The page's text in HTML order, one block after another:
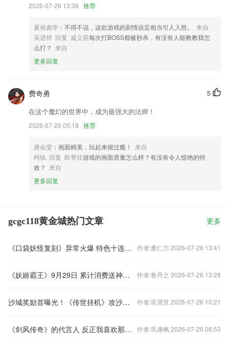
2026-07-26 13:38 推荐
夏侯彪华 ：不得不说，这款游戏的剧情设定相当引人入胜。
来自
吴进祥 回复 戚义苑每次打BOSS都被秒杀，有没有人能教教我怎
么打？ 来自
更多回复
5
费奇勇
在这个魔幻的世界中，成为最强大的法师！
2026-07-26 05:18 推荐
唐会雯 ：画面精美，玩起来很过瘾！
来自
柯纨 回复 欧菁壮游戏的画面质量怎么样？有没有令人惊艳的特
效？ 来自
更多回复
gcgc118黄金城热门文章 更多
《口袋妖怪复刻》异常火爆 特色十连抽成最强利器 作者:桑仁力 2026-07-26 13:41
《妖姬霸王》9月29日 累计消费送神将活动 作者:鲁丹之 2026-07-26 13:28
沙城奖励首曝光！《传世挂机》攻沙宣传片震撼登场 作者:巩霄世 2026-07-26 10:21
《剑风传奇》的代言人 反正我喜欢那个忍者喵 作者:巩康枫 2026-07-26 06:53